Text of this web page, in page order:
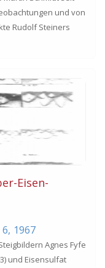
und von
Rudolf Steiners
Eisen-
6, 1967
Agnes Fyfe
und Eisensulfat